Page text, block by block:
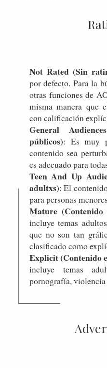
Not Rated (Sin
por defecto. Para la
otras funciones de
misma manera que
con calificación
General
públicos): Es muy
contenido sea
es adecuado para
Teen And Up
adultxs): El
para personas
Mature (Contenido
incluye temas
que no son tan
clasificado como
Explicit (Contenido
incluye temas
pornografía, violencia